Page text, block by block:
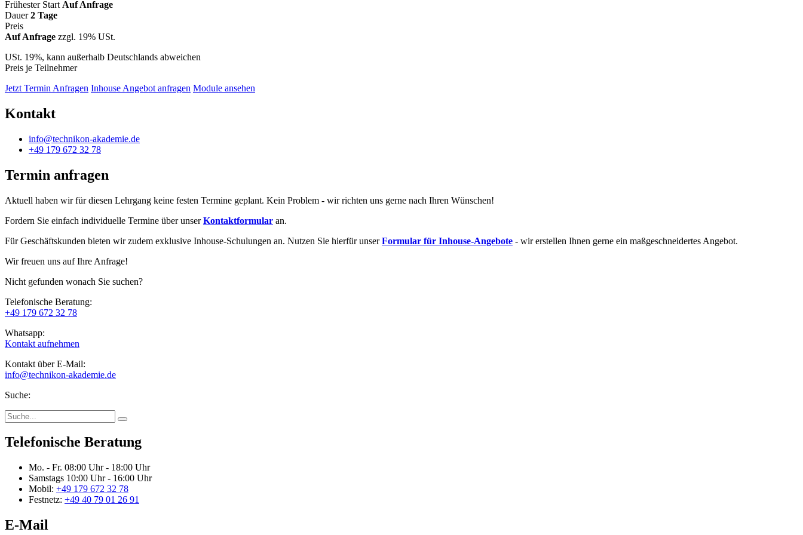
Frühester Start Auf Anfrage
Dauer 2 Tage
Preis
Auf Anfrage zzgl. 19% USt.
USt. 19%, kann außerhalb Deutschlands abweichen
Preis je Teilnehmer
Jetzt Termin Anfragen Inhouse Angebot anfragen Module ansehen
Kontakt
info@technikon-akademie.de
+49 179 672 32 78
Termin anfragen
Aktuell haben wir für diesen Lehrgang keine festen Termine geplant. Kein Problem - wir richten uns gerne nach Ihren Wünschen!
Fordern Sie einfach individuelle Termine über unserKontaktformular an.
Für Geschäftskunden bieten wir zudem exklusive Inhouse-Schulungen an. Nutzen Sie hierfür unserFormular für Inhouse-Angebote - wir erstellen Ihnen gerne ein maßgeschneidertes Angebot.
Wir freuen uns auf Ihre Anfrage!
Nicht gefunden wonach Sie suchen?
Telefonische Beratung:
+49 179 672 32 78
Whatsapp:
Kontakt aufnehmen
Kontakt über E-Mail:
info@technikon-akademie.de
Suche:
Telefonische Beratung
Mo. - Fr. 08:00 Uhr - 18:00 Uhr
Samstags 10:00 Uhr - 16:00 Uhr
Mobil: +49 179 672 32 78
Festnetz: +49 40 79 01 26 91
E-Mail